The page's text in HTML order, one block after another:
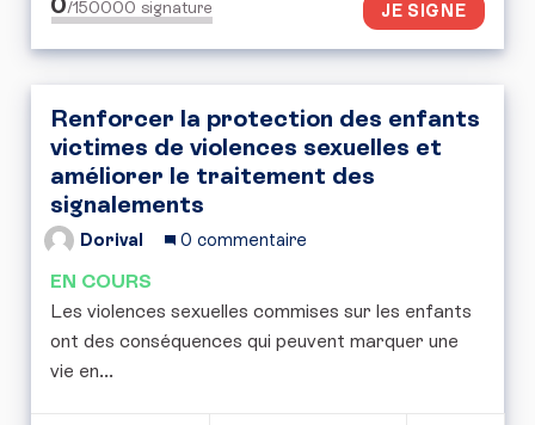
/150000 signature JE SIGNE
Renforcer la protection des enfants
victimes de violences sexuelles et
améliorer le traitement des
signalements
Dorival 0 commentaire
EN COURS
Les violences sexuelles commises sur les enfants
ont des conséquences qui peuvent marquer une
vie en...